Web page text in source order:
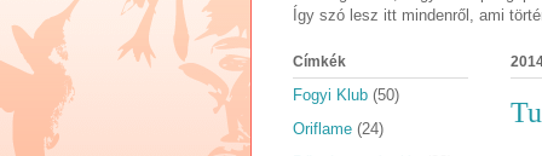
Így szó lesz itt mindenről, ami
Címkék
Fogyi Klub (50)
Oriflame (24)